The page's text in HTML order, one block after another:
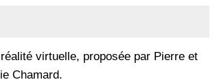
virtuelle, proposée par Pierre et
Chamard.